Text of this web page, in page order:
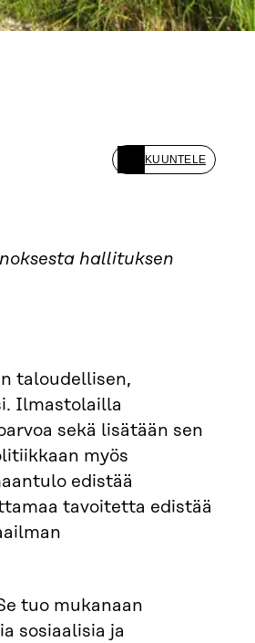
KUUNTELE
hallituksen
taloudellisen,
Ilmastolailla
sekä lisätään sen
myös
edistää
tavoitetta edistää
tuo mukanaan
sosiaalisia ja